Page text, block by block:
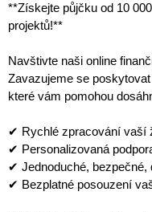
**Získejte půjčku od 10
projektů!**
Navštivte naši online
Zavazujeme se
které vám pomohou
✔ Rychlé zpracování vaší
✔ Personalizovaná
✔ Jednoduché, bezpečné,
✔ Bezplatné posouzení